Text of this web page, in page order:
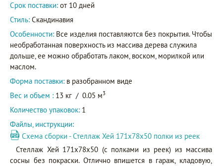
Срок поставки: от 10 дней
Стиль: Скандинавия
Особенности: Все изделия поставляются без покрытия. Чтобы
необработанная поверхность из массива дерева служила
дольше, ее можно обработать лаком, воском, морилкой или
маслом.
Форма поставки: в разобранном виде
Вес и объем : 13 кг / 0.05 м3
Количество упаковок: 1
Файлы, инструкции:
Схема сборки - Стеллаж Хей 171х78х50 полки из реек
Стеллаж Хей 171х78х50 (с полками из реек) из массива
сосны без покраски. Отлично впишется в гараж, кладовую,